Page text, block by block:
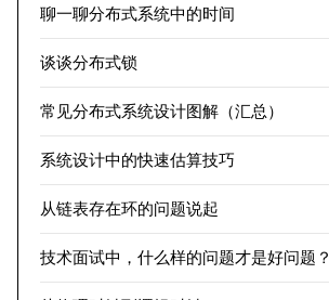
聊一聊分布式系统中的时间
谈谈分布式锁
常见分布式系统设计图解（汇总）
系统设计中的快速估算技巧
从链表存在环的问题说起
技术面试中，什么样的问题才是好问题？